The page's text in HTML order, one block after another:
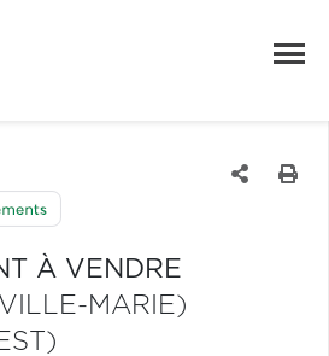
À VENDRE
MARIE)